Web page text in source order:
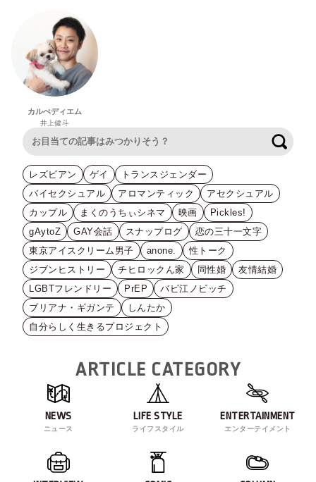
カルぺディエム
井上健斗
レズビアン ゲイ
トランスジェンダー
バイセクシュアル
アロマンティック
アセクシュアル
カップル
まくのうちぃシネマ 映画
Pickles!
gAytoZ
GAY会話 スナップログ
恋の三十一文字
東京アイスクリーム男子
anone.
性トーク
ジブンヒストリー
チヒロックん家 同性婚
友情結婚
LGBTフレンドリー
PrEP
バビ江ノビッチ
ブリアナ・ギガンテ
しんたか
自分らしく生きるプロジェクト
ARTICLE CATEGORY
NEWS
ニュース
LIFE STYLE
ライフスタイル
ENTERTAINMENT
エンターテイメント